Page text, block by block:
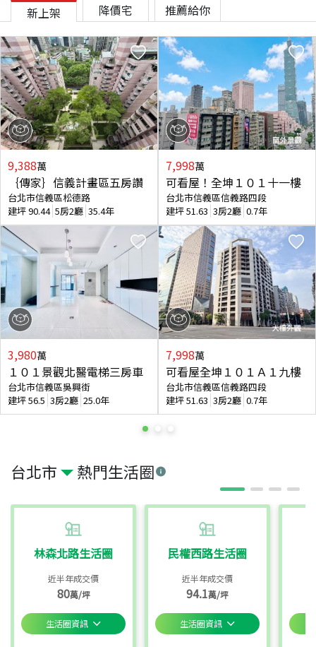
台北市 熱門生活圈
林森北路生活圈
近半年成交價
80萬/坪
生活圈資訊
民權西路生活圈
近半年成交價
94.1萬/坪
生活圈資訊
新上架 降價宅 推薦給你
9,388萬
｛傳家｝信義計畫區五房讚
台北市信義區松德路
建坪90.44 5房2廳 35.4年
3,980萬
１０１景觀北醫電梯三房車
台北市信義區吳興街
建坪56.5 3房2廳 25.0年
7,998萬
可看屋！全坤１０１十一樓
台北市信義區信義路四段
建坪51.63 3房2廳 0.7年
7,998萬
可看屋全坤１０１Ａ１九樓
台北市信義區信義路四段
建坪51.63 3房2廳 0.7年